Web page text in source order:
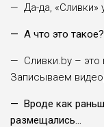
— Да-да, «Сливки»
— А что это такое?
— Сливки.by – это
Записываем
— Вроде как
размещались…